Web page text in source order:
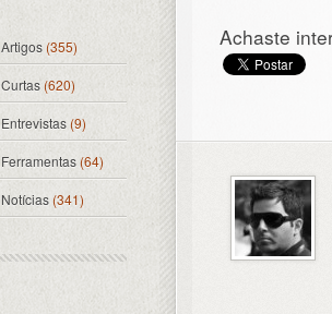
Achaste
Artigos (355)
Curtas (620)
Entrevistas (9)
Ferramentas(64)
Notícias(341)